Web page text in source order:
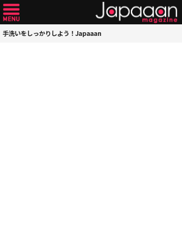
手洗いをしっかりしよう！Japaaan